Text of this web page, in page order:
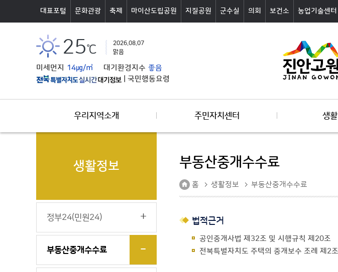
대표포털 문화관광 축제 마이산도립공원 지질공원 군수실 의회 보건소 농업기술센터
25℃
2026.08.07
맑음
미세먼지 14㎍/㎥ 대기환경지수 좋음
국민행동요령
우리지역소개 주민자치센터 생
생활정보
정부24(민원24)
부동산중개수수료
부동산중개수수료
홈 생활정보 부동산중개수수료
법적근거
공인중개사법 제32조 및 시행규칙 제20조
전북특별자치도 주택의 중개보수 조례 제2